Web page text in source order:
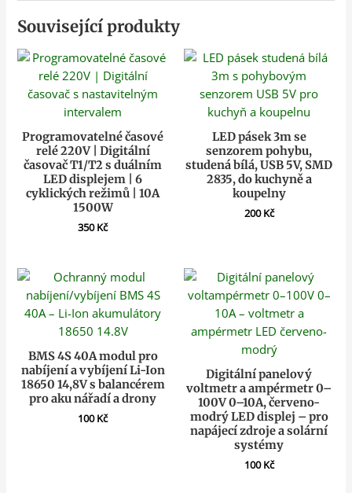
Související produkty
Programovatelné časové
relé 220V | Digitální
časovač T1/T2 s duálním
LED displejem | 6
cyklických režimů | 10A
1500W
350Kč
LED pásek 3m se
senzorem pohybu,
studená bílá, USB 5V, SMD
2835, do kuchyně a
koupelny
200Kč
BMS 4S 40A modul pro
nabíjení a vybíjení Li-Ion
18650 14,8V s balancérem
pro aku nářadí a drony
100Kč
Digitální panelový
voltmetr a ampérmetr 0–
100V 0–10A, červeno-
modrý LED displej – pro
napájecí zdroje a solární
systémy
100Kč